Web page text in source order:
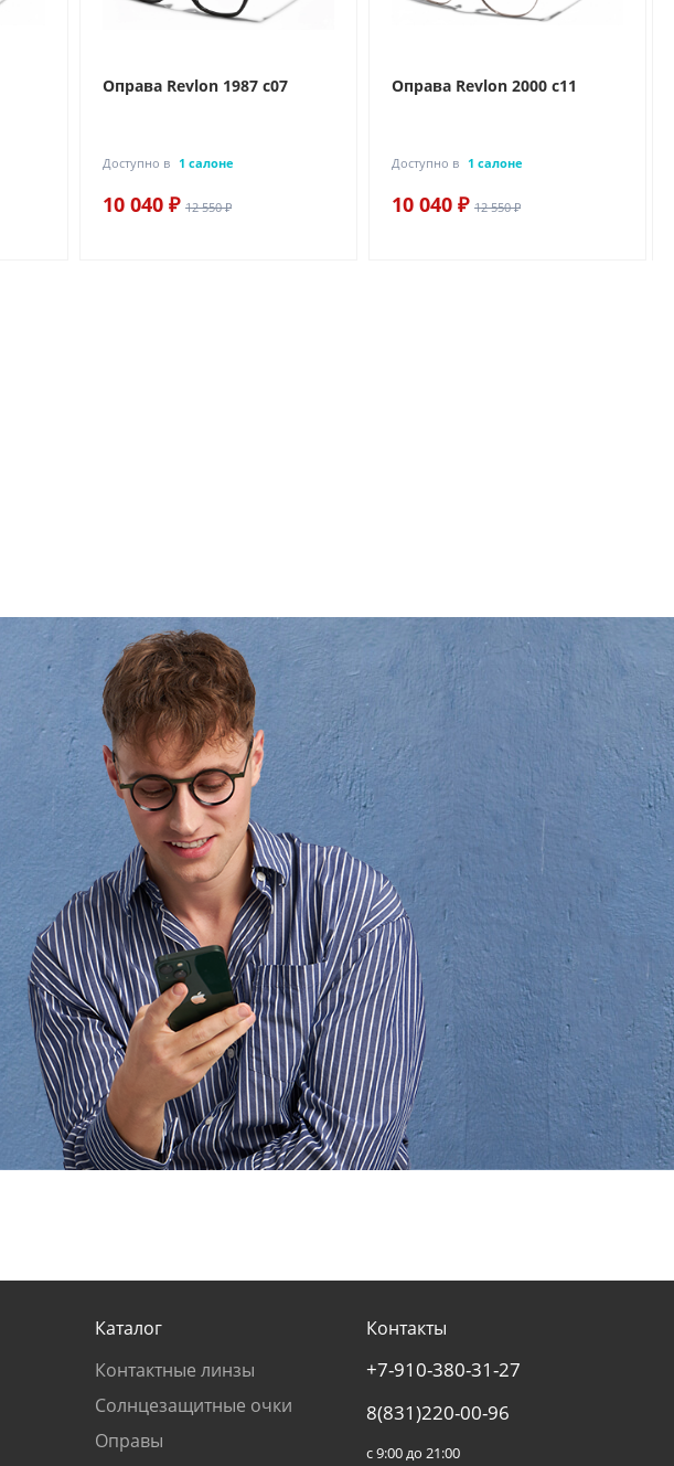
Оправа Revlon 1987 c07
Доступно в 1 салоне
10 040 ₽ 12 550 ₽
Оправа Revlon 2000 c11
Доступно в 1 салоне
10 040 ₽ 12 550 ₽
Каталог
Контактные линзы
Солнцезащитные очки
Оправы
Контакты
+7-910-380-31-27
8(831)220-00-96
с 9:00 до 21:00